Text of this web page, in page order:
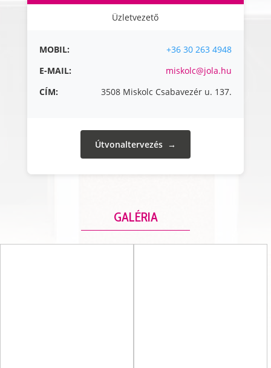
Üzletvezető
MOBIL:
+36 30 263 4948
E-MAIL:
miskolc@jola.hu
CÍM:
3508 Miskolc Csabavezér u. 137.
Útvonaltervezés
GALÉRIA